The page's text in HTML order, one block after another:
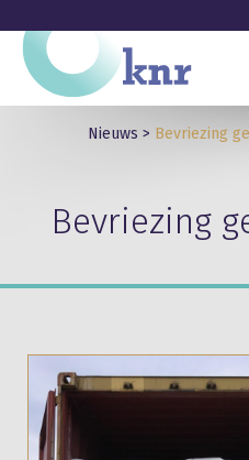
Nieuws > Bevriezing
Bevriezing